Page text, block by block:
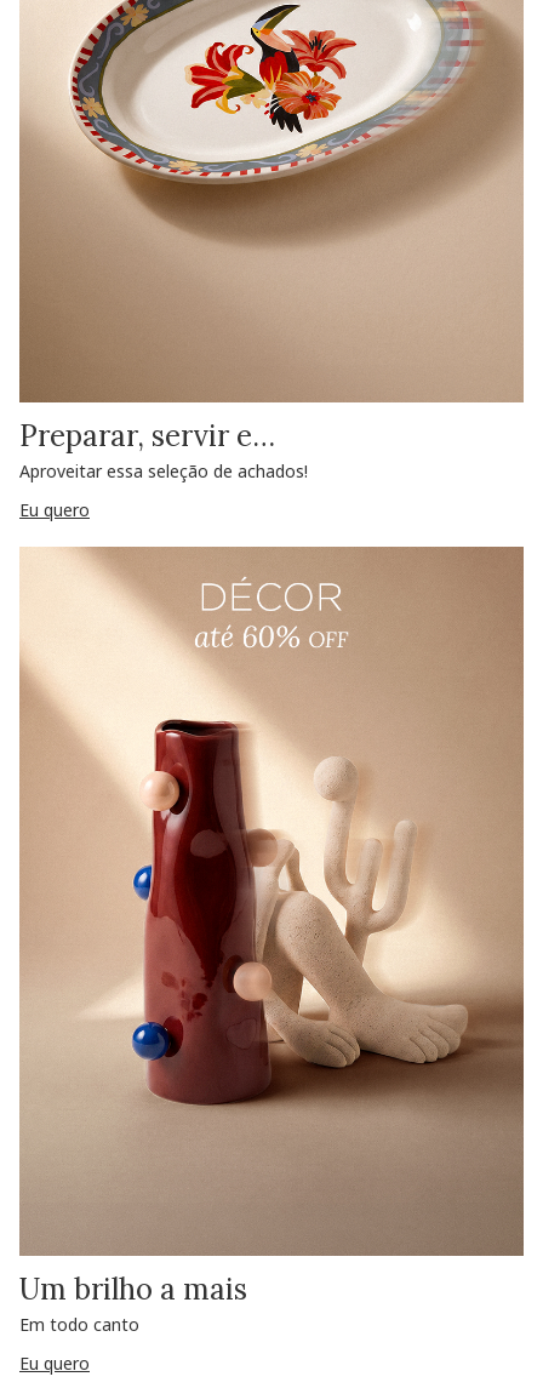
Preparar, servir e…
Aproveitar essa seleção de achados!
Eu quero
Um brilho a mais
Em todo canto
Eu quero